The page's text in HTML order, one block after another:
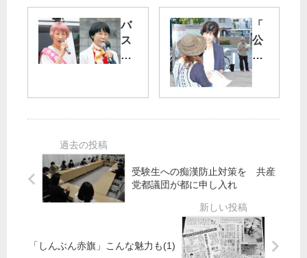
守
る
予
党
が
知
事
に
政
府
の
姿
容
責
れ
ず
バ
ス
・
施
下
げ
を
「
公
正
な
狛
江
市
超
党
派
受験生への痴漢防止対策を 共産
党都議団が都に申し入れ
「しんぶん赤旗」こんな魅力も(1)